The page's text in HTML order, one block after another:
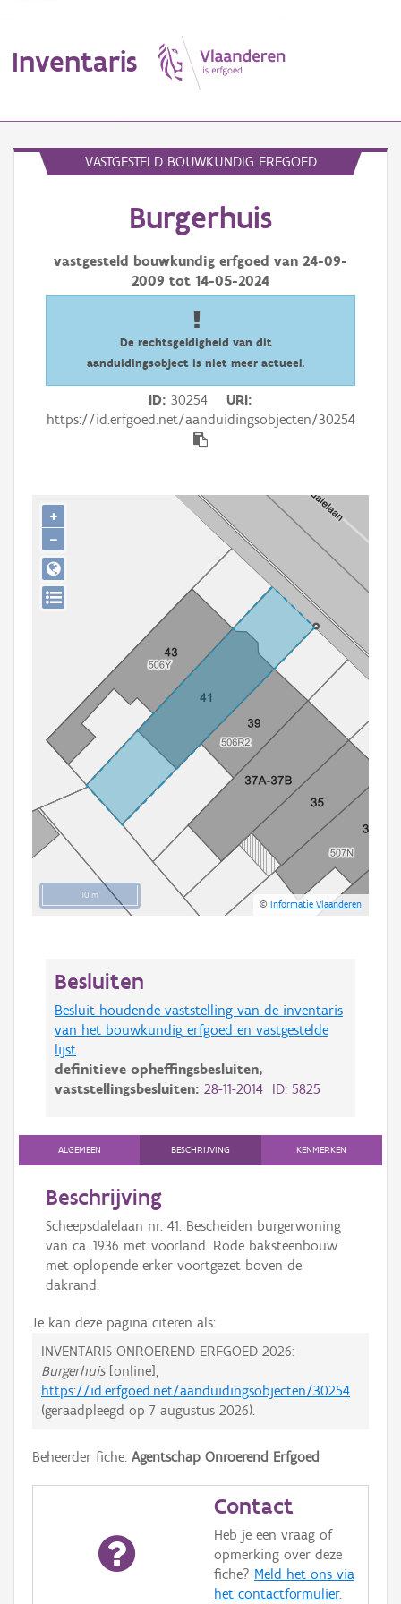
Inventaris
Aanduidingsobject
Waarneming
Persoon of collectief
Aanmelden
VASTGESTELD BOUWKUNDIG ERFGOED
Burgerhuis
vastgesteld bouwkundig erfgoed van 24-09-
2009 tot 14-05-2024
De rechtsgeldigheid van dit
aanduidingsobject is niet meer actueel.
ID 30254
URI
https://id.erfgoed.net/aanduidingsobjecten/30254
10 m
©Informatie Vlaanderen
+
−
Besluiten
Besluit houdende vaststelling van de inventaris
van het bouwkundig erfgoed en vastgestelde
lijst
definitieve opheffingsbesluiten,
vaststellingsbesluiten: 28-11-2014 ID: 5825
ALGEMEEN BESCHRIJVING KENMERKEN
Beschrijving
Scheepsdalelaan nr. 41. Bescheiden burgerwoning
van ca. 1936 met voorland. Rode baksteenbouw
met oplopende erker voortgezet boven de
dakrand.
Je kan deze pagina citeren als:
INVENTARIS ONROEREND ERFGOED 2026:
Burgerhuis[online],
https://id.erfgoed.net/aanduidingsobjecten/30254
(geraadpleegd op 7 augustus 2026).
Beheerder fiche: Agentschap Onroerend Erfgoed
Contact
Heb je een vraag of
opmerking over deze
fiche? Meld het ons via
het contactformulier.